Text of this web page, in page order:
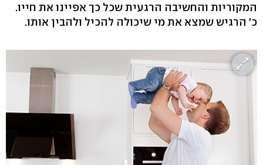
המקוריות והחשיבה הרגעית שכל כך אפיינו את חייו.
כ׳ הרגיש שמצא את מי שיכולה להכיל ולהבין אותו.